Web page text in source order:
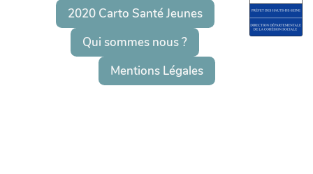
2020 Carto Santé Jeunes
Qui sommes nous ?
Mentions Légales